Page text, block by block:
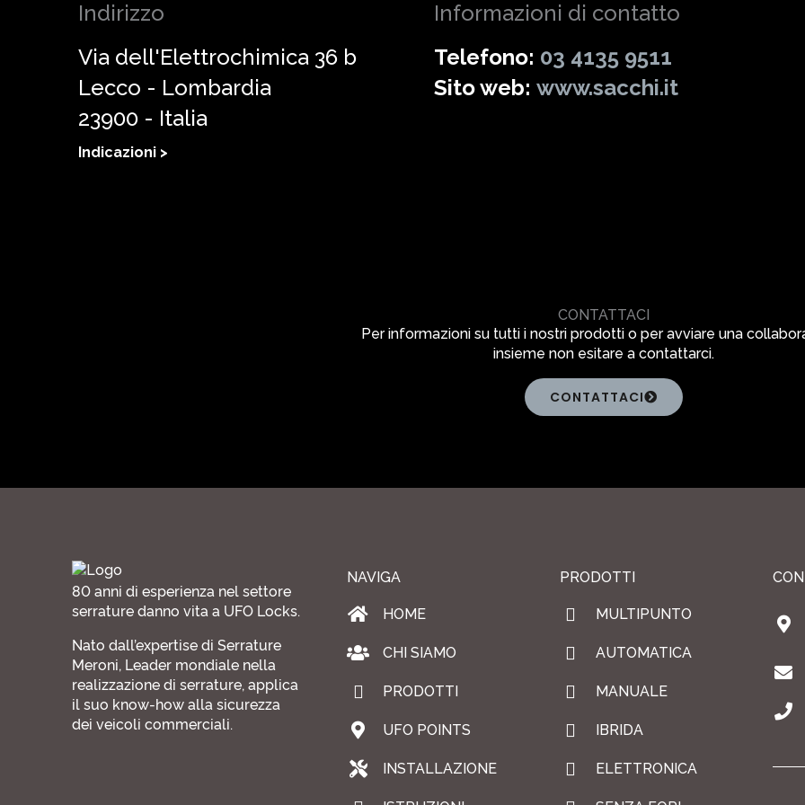
Indirizzo
Via dell'Elettrochimica 36 b
Lecco - Lombardia
23900 - Italia
Indicazioni >
Informazioni di contatto
Telefono: 03 4135 9511
Sito web: www.sacchi.it
CONTATTACI
Per informazioni su tutti i nostri prodotti o per avviare una
insieme non esitare a contattarci.
CONTATTACI
80 anni di esperienza nel settore
serrature danno vita a UFO Locks.
Nato dall’expertise di Serrature
Meroni, Leader mondiale nella
realizzazione di serrature, applica
il suo know-how alla sicurezza
dei veicoli commerciali.
NAVIGA
HOME
CHI SIAMO
PRODOTTI
UFO POINTS
INSTALLAZIONE
PRODOTTI
MULTIPUNTO
AUTOMATICA
MANUALE
IBRIDA
ELETTRONICA